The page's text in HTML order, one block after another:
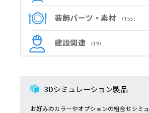
装飾パーツ・素材 （155）
建設関連 （19）
3Dシミュレーション製品
お好みのカラーやオプションの組合せシミュ